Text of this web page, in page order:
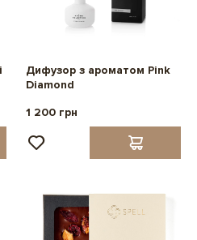
Дифузор з ароматом Pink
Diamond
1 200 грн